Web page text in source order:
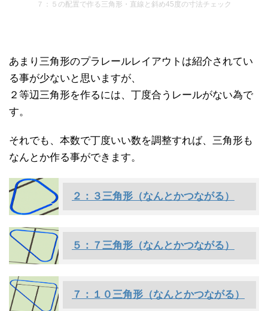
７：５の配置で作る三角形・直線と斜め45度の寸法チェック
あまり三角形のプラレールレイアウトは紹介されてい
る事が少ないと思いますが、
２等辺三角形を作るには、丁度合うレールがない為で
す。
それでも、本数で丁度いい数を調整すれば、三角形も
なんとか作る事ができます。
２：３三角形（なんとかつながる）
５：７三角形（なんとかつながる）
７：１０三角形（なんとかつながる）